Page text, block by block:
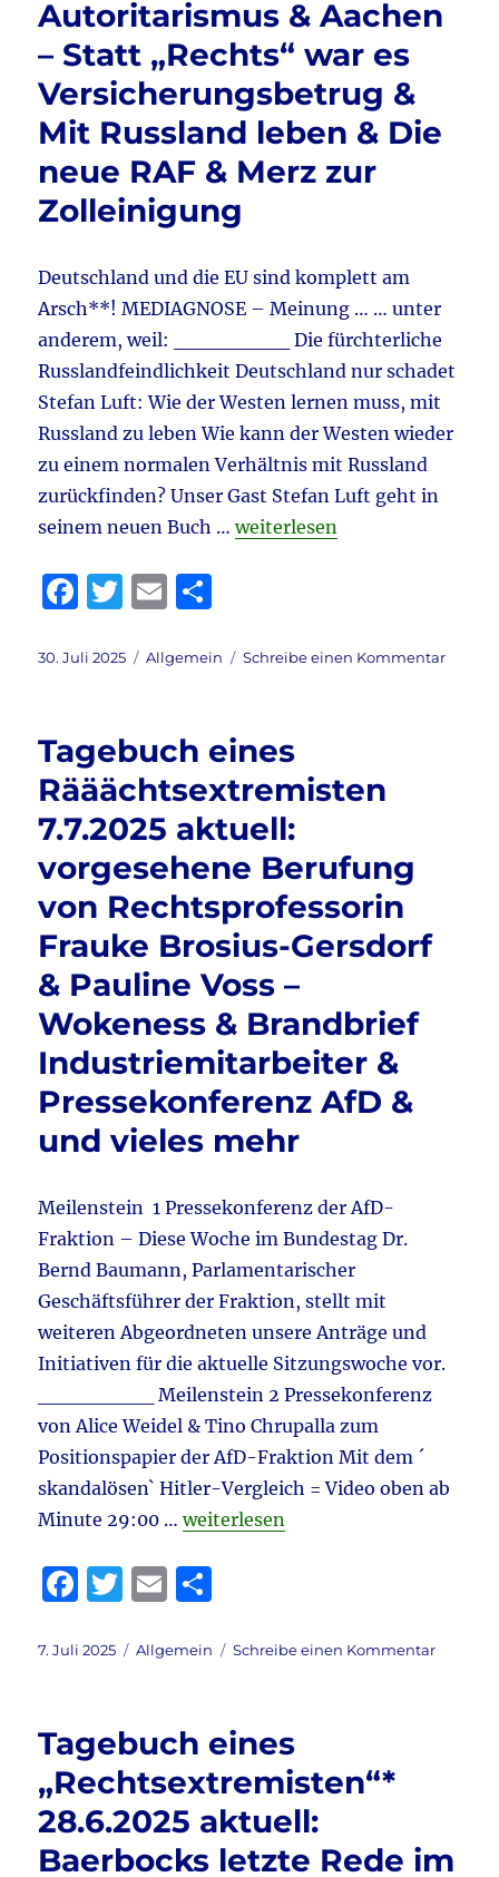
&
Weidel
–
Bürgerdialog
&
Woche
&
Film:
erwache
&
Was
ist
&
Stadtbild
–
Ratten
&
vieles
Autoritarismus & Aachen
– Statt „Rechts“ war es
Versicherungsbetrug &
Mit Russland leben & Die
neue RAF & Merz zur
Zolleinigung
Deutschland und die EU sind komplett am
Arsch**! MEDIAGNOSE – Meinung … … unter
anderem, weil: ________ Die fürchterliche
Russlandfeindlichkeit Deutschland nur schadet
Stefan Luft: Wie der Westen lernen muss, mit
Russland zu leben Wie kann der Westen wieder
zu einem normalen Verhältnis mit Russland
zurückfinden? Unser Gast Stefan Luft geht in
seinem neuen Buch …„Tagebuch eines
weiterlesen
F
c
b
o
o
k
T
it
r
E
ai le
Veröffentlicht
30. Juli 2025 Kategorien
Allgemein Schreibe einen Kommentarzu
Tagebuch eines
Rääächtsextremisten
7.7.2025 aktuell:
vorgesehene Berufung
von Rechtsprofessorin
Frauke Brosius-Gersdorf
& Pauline Voss –
Wokeness & Brandbrief
Industriemitarbeiter &
Pressekonferenz AfD &
und vieles mehr
Meilenstein 1 Pressekonferenz der AfD-
Fraktion – Diese Woche im Bundestag Dr.
Bernd Baumann, Parlamentarischer
Geschäftsführer der Fraktion, stellt mit
weiteren Abgeordneten unsere Anträge und
Initiativen für die aktuelle Sitzungswoche vor.
________ Meilenstein 2 Pressekonferenz
von Alice Weidel & Tino Chrupalla zum
Positionspapier der AfD-Fraktion Mit dem ´
skandalösen` Hitler-Vergleich = Video oben ab
Minute 29:00 …„Tagebuch eines
weiterlesen
F
c
b
o
o
k
T
it
r
E
ai le
Veröffentlicht
7. Juli 2025 Kategorien
Allgemein Schreibe einen Kommentarzu
Tagebuch eines
„Rechtsextremisten“*
28.6.2025 aktuell:
Baerbocks letzte Rede im